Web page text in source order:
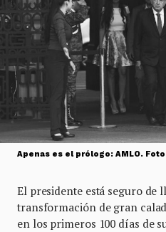
Apenas es el prólogo: AMLO.
El presidente está seguro de
transformación de gran
en los primeros 100 días de